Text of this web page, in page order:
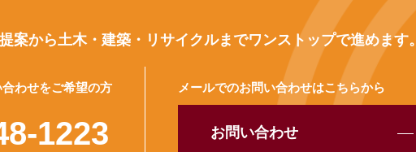
案から土木・建築・リサイクルまでワンストップで進めます。
わせをご希望の方
1223
メールでのお問い合わせはこちらから
お問い合わせ